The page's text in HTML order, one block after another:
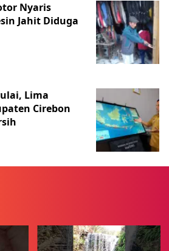
Nyaris
Jahit Diduga
Lima
Cirebon